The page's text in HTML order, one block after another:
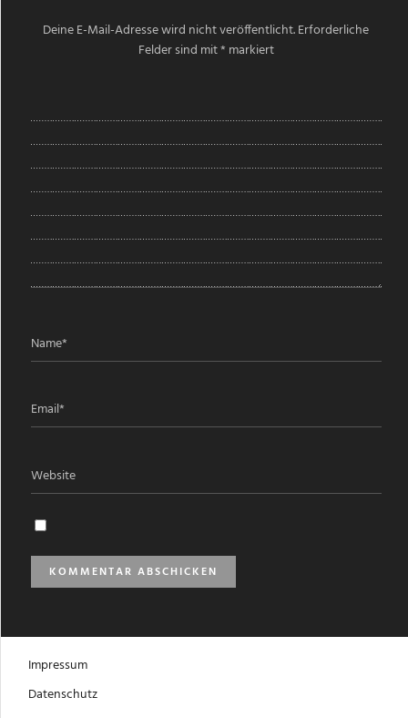
Deine E-Mail-Adresse wird nicht veröffentlicht.Erforderliche
Felder sind mit* markiert
Impressum
Datenschutz